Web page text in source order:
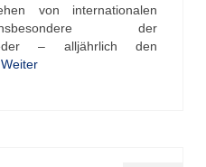
von internationalen
der
– alljährlich den
Weiter